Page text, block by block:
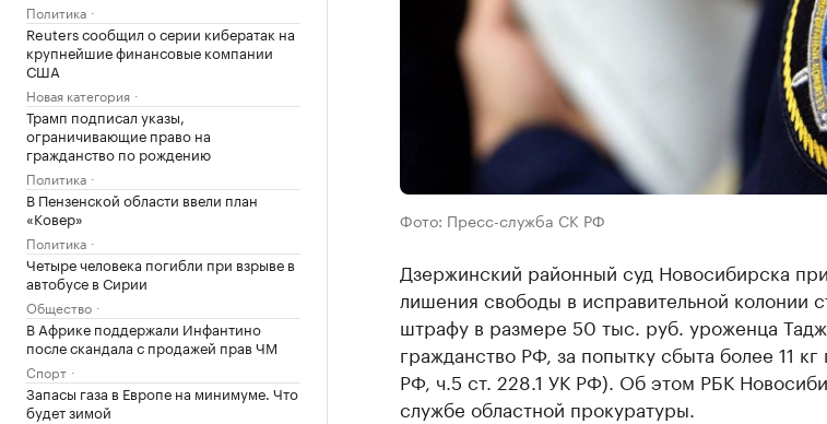
Политика
Reuters сообщил о серии кибератак на
крупнейшие финансовые компании
США
Новая категория
Трамп подписал указы,
ограничивающие право на
гражданство по рождению
Политика
В Пензенской области ввели план
«Ковер»
Политика
Четыре человека погибли при взрыве в
автобусе в Сирии
Общество
В Африке поддержали Инфантино
после скандала с продажей прав ЧМ
Спорт
Запасы газа в Европе на минимуме. Что
будет зимой
Фото: Пресс-служба СК РФ
Дзержинский районный суд Новосибирска
лишения свободы в исправительной колонии
штрафу в размере 50 тыс. руб. уроженца
гражданство РФ, за попытку сбыта более 11
РФ, ч.5 ст. 228.1 УК РФ). Об этом РБК
службе областной прокуратуры.